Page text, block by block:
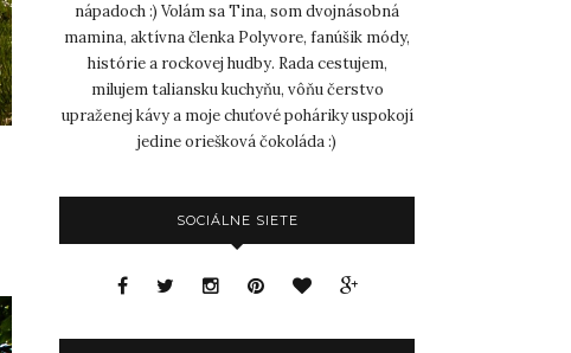
nápadoch :) Volám sa Tina, som dvojnásobná
mamina, aktívna členka Polyvore, fanúšik módy,
histórie a rockovej hudby. Rada cestujem,
milujem taliansku kuchyňu, vôňu čerstvo
upraženej kávy a moje chuťové poháriky uspokojí
jedine oriešková čokoláda :)
SOCIÁLNE SIETE